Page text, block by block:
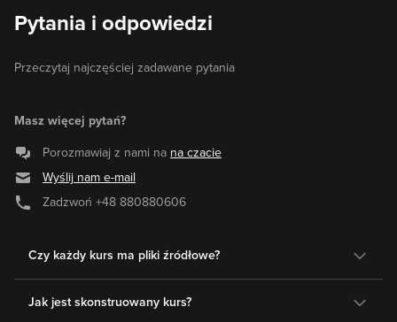
Pytania i odpowiedzi
Przeczytaj najczęściej zadawane pytania
Masz więcej pytań?
Porozmawiaj z nami na na czacie
Wyślij nam e-mail
Zadzwoń +48 880880606
Czy każdy kurs ma pliki źródłowe?
Jak jest skonstruowany kurs?